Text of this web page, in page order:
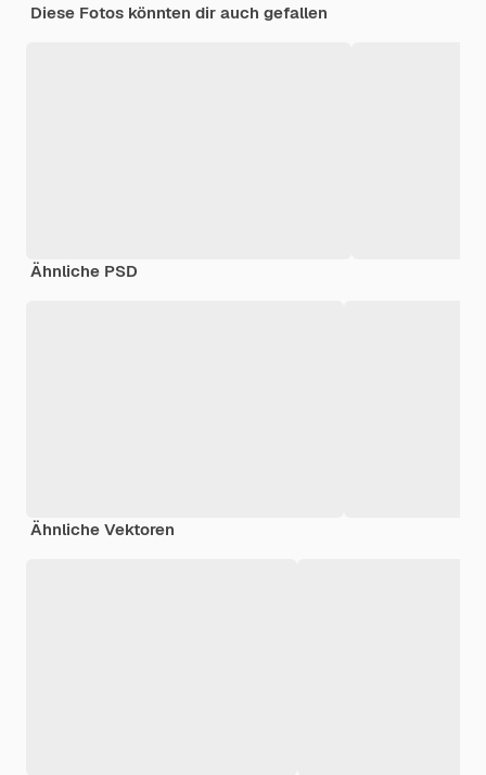
Diese Fotos könnten dir auch gefallen
Ähnliche PSD
Ähnliche Vektoren